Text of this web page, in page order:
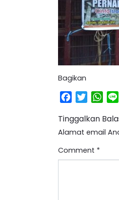
Bagikan
Facebook
Twitter
Tinggalkan
Alamat email
Comment *